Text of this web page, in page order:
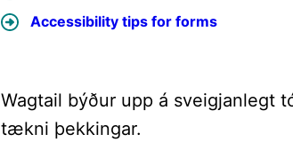
Accessibility tips for forms
Wagtail býður upp á sveigjanlegt
tækni þekkingar.